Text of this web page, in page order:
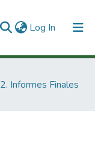
Log In (current)
Informes Finales